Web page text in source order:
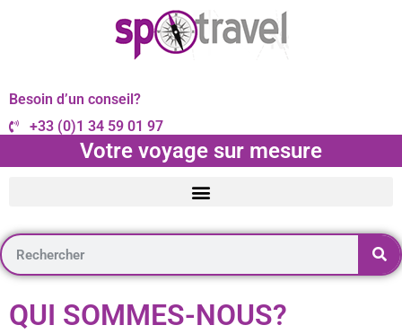
Besoin d’un conseil?
+33 (0)1 34 59 01 97
Votre voyage sur mesure
QUI SOMMES-NOUS?